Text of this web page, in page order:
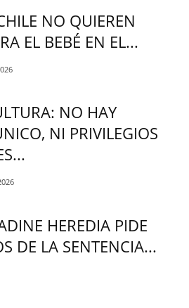
NO QUIEREN
EL BEBÉ EN EL...
NO HAY
NI PRIVILEGIOS
HEREDIA PIDE
DE LA SENTENCIA...